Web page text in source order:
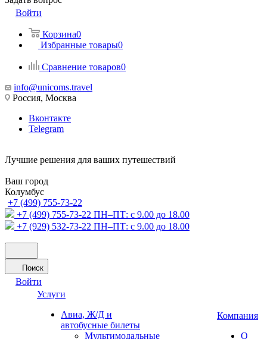
Войти
Корзина0
Избранные товары0
Сравнение товаров0
info@unicoms.travel
Россия, Москва
Вконтакте
Telegram
Лучшие решения для ваших путешествий
Ваш город
Колумбус
+7 (499) 755-73-22
+7 (499) 755-73-22 ПН–ПТ: с 9.00 до 18.00
+7 (929) 532-73-22 ПН–ПТ: с 9.00 до 18.00
Поиск
Войти
Услуги
Авиа, Ж/Д и
автобусные билеты
Мультимодальные
Компания
О